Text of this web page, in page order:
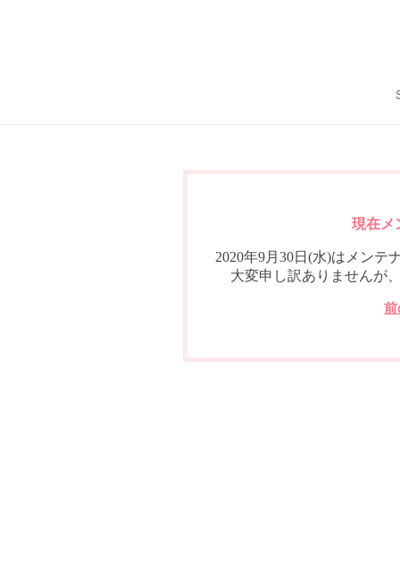
現在メ
2020年9月30日(水)はメンテ
大変申し訳ありませんが
前